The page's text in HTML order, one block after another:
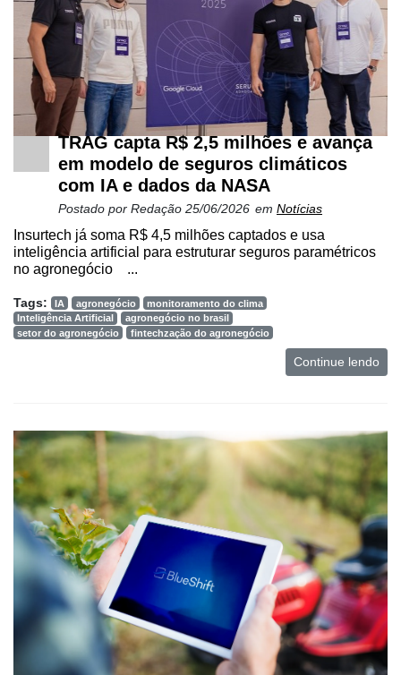
TRAG capta R$ 2,5 milhões e avança
em modelo de seguros climáticos
com IA e dados da NASA
Postado por Redação 25/06/2026 em Notícias
Insurtech já soma R$ 4,5 milhões captados e usa
inteligência artificial para estruturar seguros paramétricos
no agronegócio ...
Tags: IA agronegócio
monitoramento do clima
Inteligência Artificial
agronegócio no brasil
setor do agronegócio
fintechzação do agronegócio
Continue lendo